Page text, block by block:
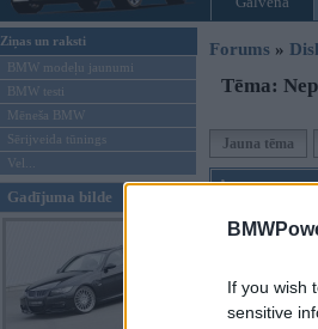
If you wish
sensitive
Ziņas un raksti
BMW modeļu jaunumi
BMW testi
Mēneša BMW
Sērijveida tūnings
Vel...
Gadījuma bilde
Forums »
Tēma:
Jauna tēma
Autors
LG